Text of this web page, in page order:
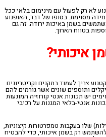
לא רק לפעול עם מינימום בלאי ככל
מסוימת. בסופו של דבר, האופנוע
בשמן באיכות ירודה. זה גם
בטווח הארוך.
איכותי?
צריך לעמוד בתקנים וקריטריונים
ותוספים שונים אשר גורמים להם
יש תכונות אנטי קורוזיה המונעות
אנטי-בלאי המגנות על רכיבי
שלו בעקבות טמפרטורות קיצוניות,
רק בשמן איכותי, כדי להבטיח